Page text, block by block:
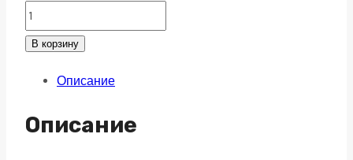
Концевая
фреза
плоским
В корзину
Описание
Описание